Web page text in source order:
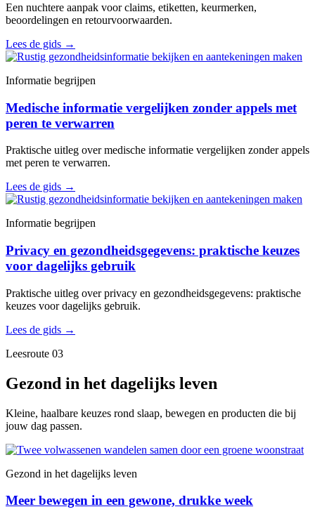
Een nuchtere aanpak voor claims, etiketten, keurmerken,
beoordelingen en retourvoorwaarden.
Lees de gids →
Informatie begrijpen
Medische informatie vergelijken zonder appels met
peren te verwarren
Praktische uitleg over medische informatie vergelijken zonder appels
met peren te verwarren.
Lees de gids →
Informatie begrijpen
Privacy en gezondheidsgegevens: praktische keuzes
voor dagelijks gebruik
Praktische uitleg over privacy en gezondheidsgegevens: praktische
keuzes voor dagelijks gebruik.
Lees de gids →
Leesroute 03
Gezond in het dagelijks leven
Kleine, haalbare keuzes rond slaap, bewegen en producten die bij
jouw dag passen.
Gezond in het dagelijks leven
Meer bewegen in een gewone, drukke week